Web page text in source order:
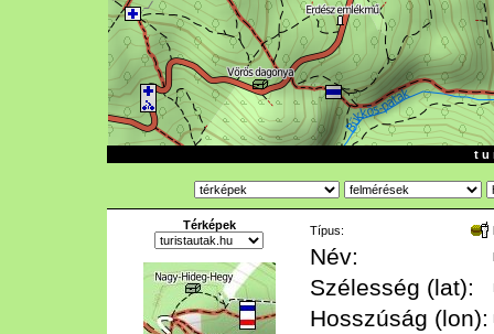
t u
Térképek Típus:
Név:
Szélesség (lat):
Hosszúság (lon):